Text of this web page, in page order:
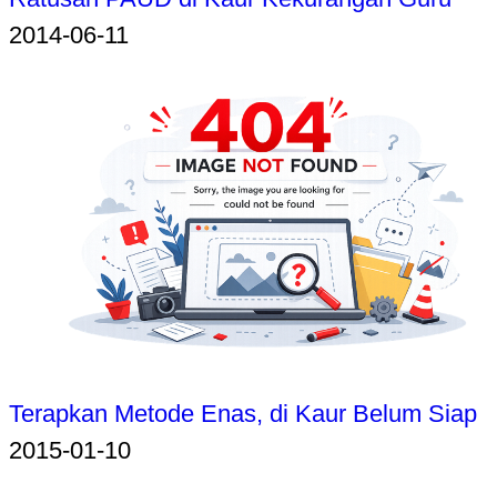
2014-06-11
Terapkan Metode Enas, di Kaur Belum Siap
2015-01-10